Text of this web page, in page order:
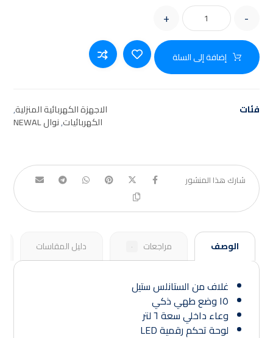
-
+
إضافة إلى السلة
فئات الاجهزة الكهربائية المنزلية,
الكهربائيات,نوال NEWAL
الوصف مراجعات ٠ دليل المقاسات
غلاف من الستانلس ستيل
١٥ وضع طهي ذكي
وعاء داخلي سعة ٦ لتر
لوحة تحكم رقمية LED